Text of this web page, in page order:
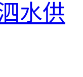
水供